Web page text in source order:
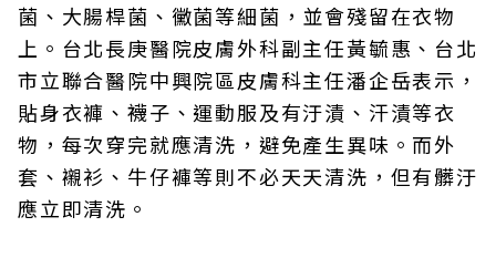
菌、大腸桿菌、黴菌等細菌，並會殘留在衣物
上。台北長庚醫院皮膚外科副主任黃毓惠、台北
市立聯合醫院中興院區皮膚科主任潘企岳表示，
貼身衣褲、襪子、運動服及有汙漬、汗漬等衣
物，每次穿完就應清洗，避免產生異味。而外
套、襯衫、牛仔褲等則不必天天清洗，但有髒汙
應立即清洗。